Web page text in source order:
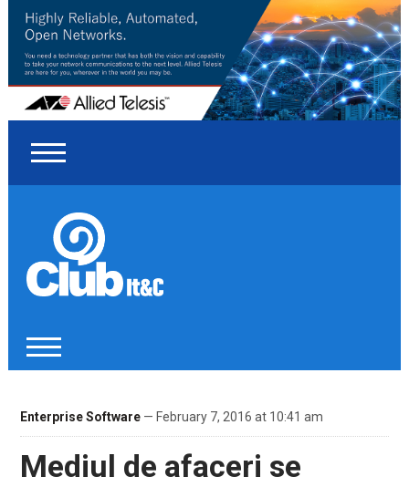
Enterprise Software— February 7, 2016 at 10:41 am
Mediul de afaceri se